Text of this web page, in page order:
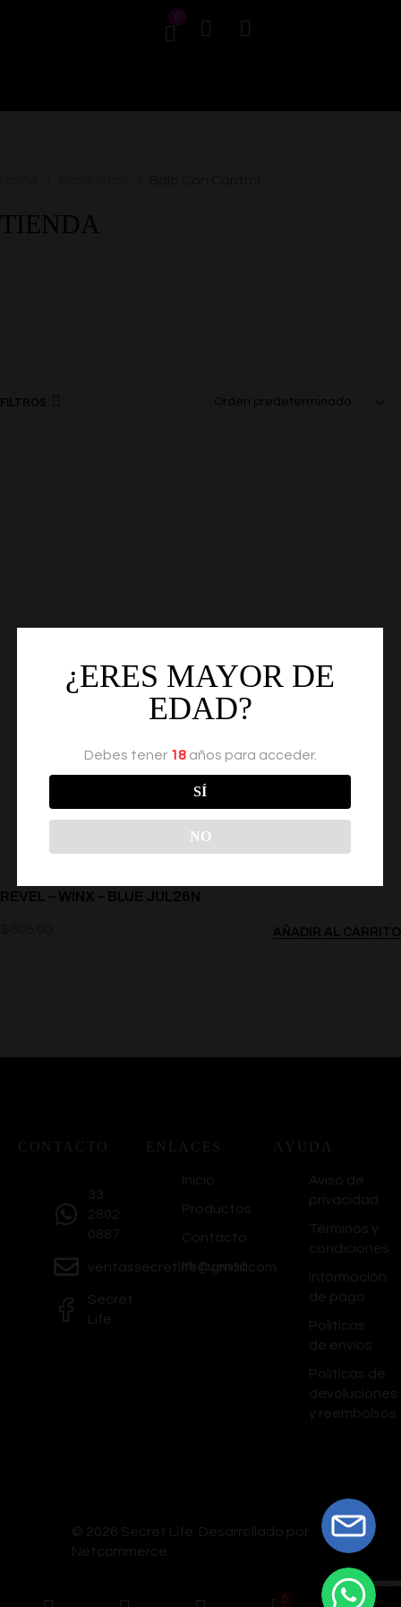
TIENDA
FILTROS
REVEL – WINX – BLUE JUL26N
AÑADIR AL CARRITO
CONTACTO
33
2802
0887
ventassecretlife@gmail.com
Secret
Life
ENLACES
Inicio
Productos
Contacto
Mi Cuenta
AYUDA
Aviso de
privacidad
Términos y
condiciones
Información
de pago
Políticas
de envíos
Políticas de
devoluciones
y reembolsos
© 2026 Secret Life. Desarrollado por
Netcommerce
0
¿ERES MAYOR DE
EDAD?
Debes tener 18años para acceder.
SÍ
NO